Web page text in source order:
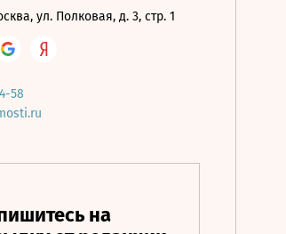
ул. Полковая, д. 3, стр. 1
58